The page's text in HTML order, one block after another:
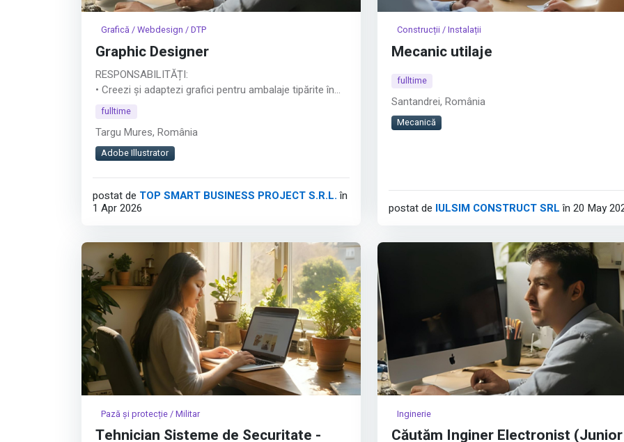
Grafică / Webdesign / DTP
Graphic Designer
RESPONSABILITĂȚI:
• Creezi și adaptezi grafici pentru ambalaje tipărite în
flexografie
• Colaborezi cu echipele de producție și cu clienții
• Gestionezi mai multe proiecte și respecți termenele
DETALII:
• Echipamente și tehnologii avansate
• Mediu de lucru stabil, organizat și profesionist
Afișează tot
fulltime
Targu Mures, România
Adobe Illustrator
postat de TOP SMART BUSINESS PROJECT S.R.L. în
1 Apr 2026
Construcții / Instalații
Mecanic utilaje
fulltime
Santandrei, România
Mecanică
postat de IULSIM CONSTRUCT SRL în 20 May
Pază și protecție / Militar
Tehnician Sisteme de Securitate -
Inginerie
Căutăm Inginer Electronist